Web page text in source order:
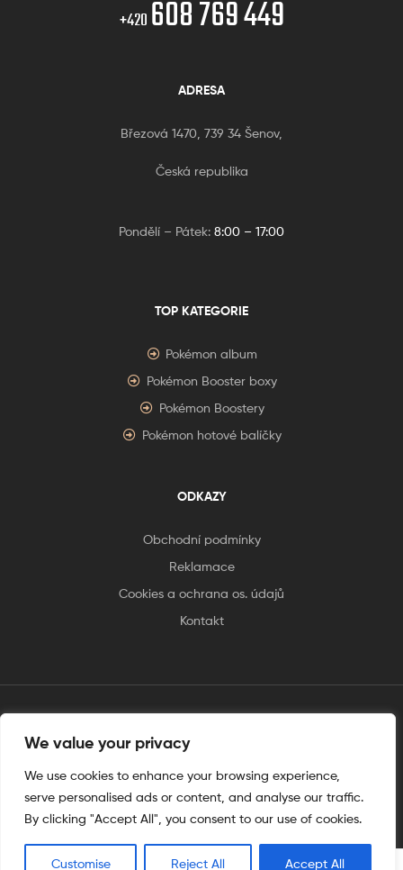
We value your privacy
We use cookies to enhance your browsing experience,
serve personalised ads or content, and analyse our traffic.
By clicking "Accept All", you consent to our use of cookies.
Customise Reject All Accept All
+420 608 769 449
ADRESA
Březová 1470, 739 34 Šenov,
Česká republika
Pondělí – Pátek: 8:00 – 17:00
TOP KATEGORIE
Pokémon album
Pokémon Booster boxy
Pokémon Boostery
Pokémon hotové balíčky
ODKAZY
Obchodní podmínky
Reklamace
Cookies a ochrana os. údajů
Kontakt
tento web je vytvořen úplnějinak